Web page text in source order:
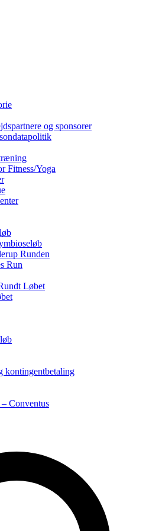
og sponsorer
Fitness/Yoga
Runden
Run
Løbet
kontingentbetaling
Conventus